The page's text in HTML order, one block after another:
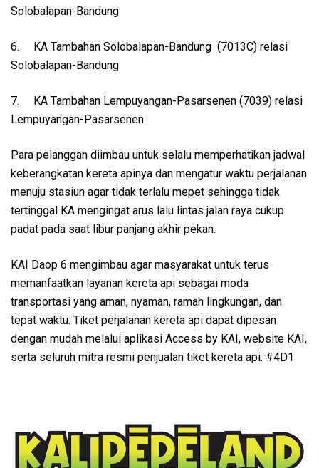
Solobalapan-Bandung
6.
KA Tambahan Solobalapan-Bandung (7013C) relasi
Solobalapan-Bandung
7.
KA Tambahan Lempuyangan-Pasarsenen (7039) relasi
Lempuyangan-Pasarsenen.
Para pelanggan diimbau untuk selalu memperhatikan jadwal
keberangkatan kereta apinya dan mengatur waktu perjalanan
menuju stasiun agar tidak terlalu mepet sehingga tidak
tertinggal KA mengingat arus lalu lintas jalan raya cukup
padat pada saat libur panjang akhir pekan.
KAI Daop 6 mengimbau agar masyarakat untuk terus
memanfaatkan layanan kereta api sebagai moda
transportasi yang aman, nyaman, ramah lingkungan, dan
tepat waktu. Tiket perjalanan kereta api dapat dipesan
dengan mudah melalui aplikasi Access by KAI, website KAI,
serta seluruh mitra resmi penjualan tiket kereta api. #4D1